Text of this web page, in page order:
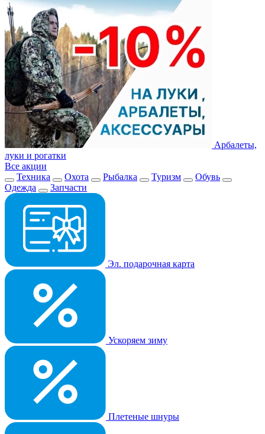
Арбалеты,
луки и рогатки
Все акции
Техника
Охота Рыбалка Туризм
Обувь
Одежда
Запчасти
Эл. подарочная карта
Ускоряем зиму
Плетеные шнуры